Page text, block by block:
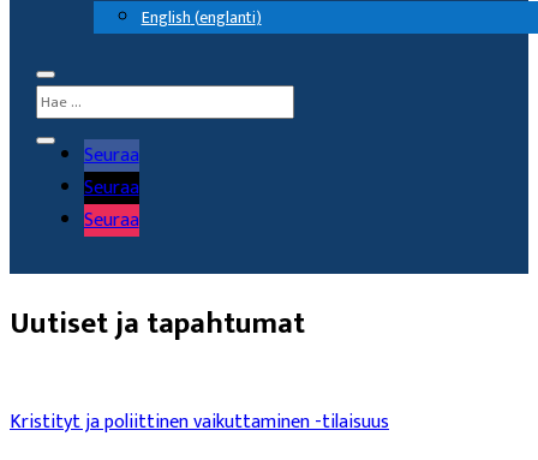
English(englanti)
Seuraa
Seuraa
Seuraa
Uutiset ja tapahtumat
Kristityt ja poliittinen vaikuttaminen -tilaisuus